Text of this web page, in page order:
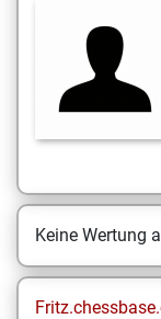
Keine Wertung